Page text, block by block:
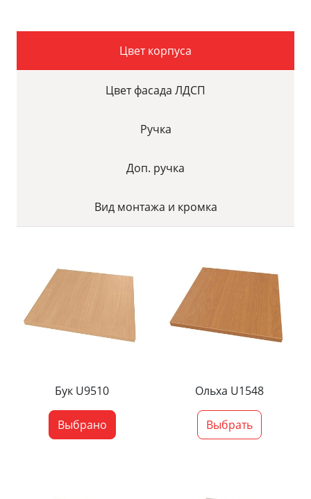
Цвет корпуса
Цвет фасада ЛДСП
Ручка
Доп. ручка
Вид монтажа и кромка
Бук U9510
Выбрано
Ольха U1548
Выбрать